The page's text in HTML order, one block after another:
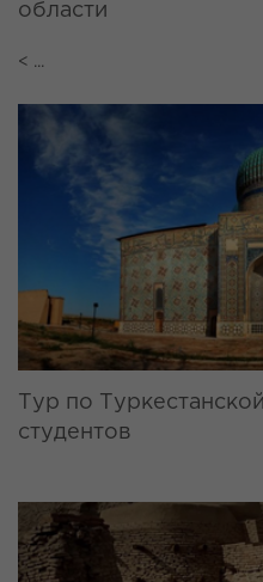
области
< ...
Тур по
студентов